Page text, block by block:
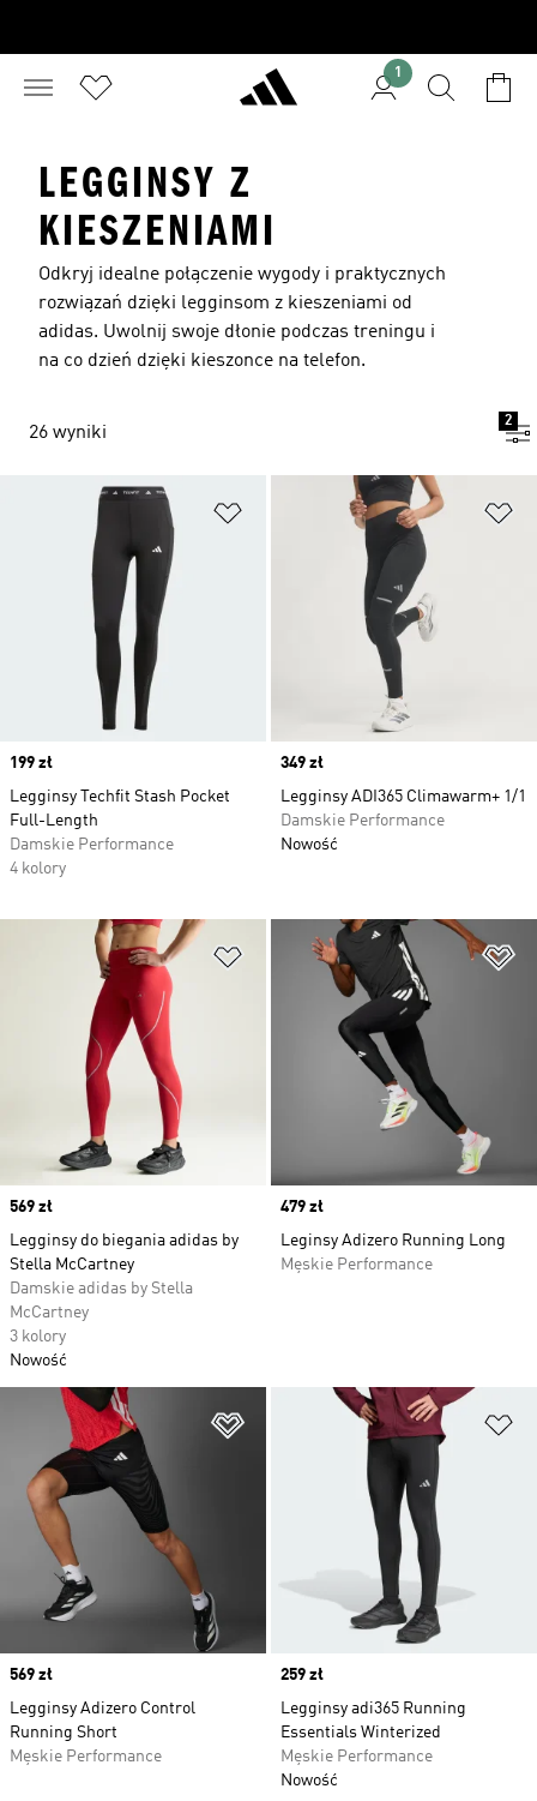
1
LEGGINSY Z
KIESZENIAMI
Odkryj idealne połączenie wygody i praktycznych
rozwiązań dzięki legginsom z kieszeniami od
adidas. Uwolnij swoje dłonie podczas treningu i
na co dzień dzięki kieszonce na telefon.
26 wyniki
2
Dodaj do listy życzeń
Price
199 zł
Legginsy Techfit Stash Pocket
Full-Length
Damskie Performance
4 kolory
Price
349 zł
Legginsy ADI365 Climawarm+ 1/1
Damskie Performance
Nowość
Dodaj do listy życzeń
Price
569 zł
Legginsy do biegania adidas by
Stella McCartney
Damskie adidas by Stella
McCartney
3 kolory
Nowość
Price
479 zł
Leginsy Adizero Running Long
Męskie Performance
Dodaj do listy życzeń
Price
569 zł
Legginsy Adizero Control
Running Short
Męskie Performance
Price
259 zł
Legginsy adi365 Running
Essentials Winterized
Męskie Performance
Nowość